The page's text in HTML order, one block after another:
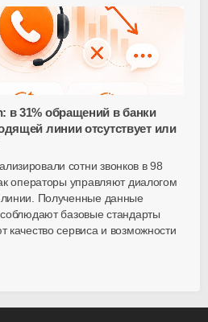
в 31% обращений в банки
линии отсутствует или
сотни звонков в 98
операторы управляют диалогом
Полученные данные
базовые стандарты
качество сервиса и возможности